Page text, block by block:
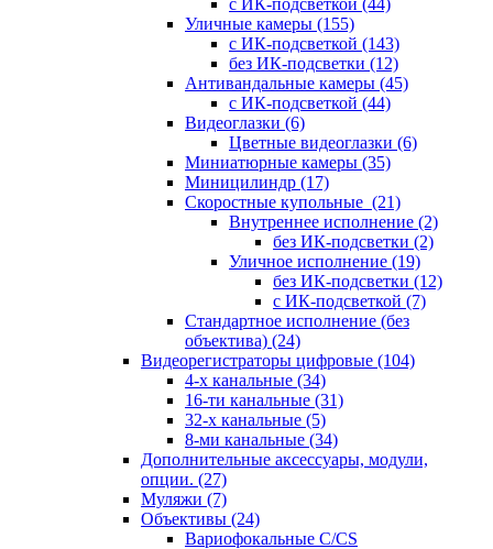
с ИК-подсветкой (44)
Уличные камеры (155)
с ИК-подсветкой (143)
без ИК-подсветки (12)
Антивандальные камеры (45)
с ИК-подсветкой (44)
Видеоглазки (6)
Цветные видеоглазки (6)
Миниатюрные камеры (35)
Миницилиндр (17)
Скоростные купольные (21)
Внутреннее исполнение (2)
без ИК-подсветки (2)
Уличное исполнение (19)
без ИК-подсветки (12)
с ИК-подсветкой (7)
Стандартное исполнение (без
объектива) (24)
Видеорегистраторы цифровые (104)
4-х канальные (34)
16-ти канальные (31)
32-х канальные (5)
8-ми канальные (34)
Дополнительные аксессуары, модули,
опции. (27)
Муляжи (7)
Объективы (24)
Вариофокальные C/CS